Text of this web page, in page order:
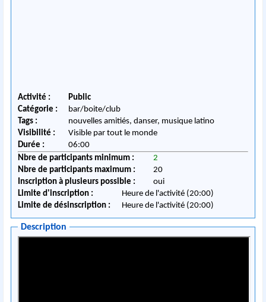
Activité :
Public
Catégorie :
bar/boite/club
Tags :
nouvelles amitiés, danser, musique latino
Visibilité :
Visible par tout le monde
Durée :
06:00
Nbre de participants minimum :
2
Nbre de participants maximum :
20
Inscription à plusieurs possible :
oui
Limite d'inscription :
Heure de l'activité (20:00)
Limite de désinscription :
Heure de l'activité (20:00)
Description